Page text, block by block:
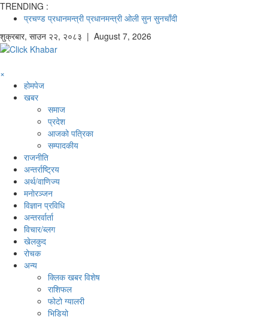
TRENDING :
प्रचण्ड प्रधानमन्त्री प्रधानमन्त्री ओली सुन सुनचाँदी
शुक्रबार, साउन २२, २०८३ | August 7, 2026
×
होमपेज
खबर
समाज
प्रदेश
आजको पत्रिका
सम्पादकीय
राजनीति
अन्तर्राष्ट्रिय
अर्थ/वाणिज्य
मनाेरञ्जन
विज्ञान प्रविधि
अन्तरर्वार्ता
विचार/ब्लग
खेलकुद
रोचक
अन्य
क्लिक खबर विशेष
राशिफल
फोटो ग्यालरी
भिडियो